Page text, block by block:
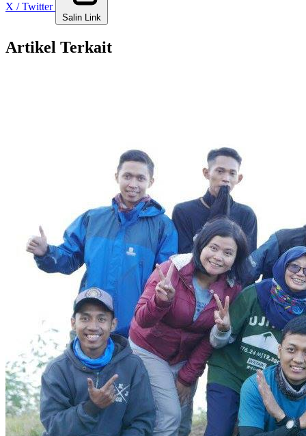
X / Twitter
Salin Link
Artikel Terkait